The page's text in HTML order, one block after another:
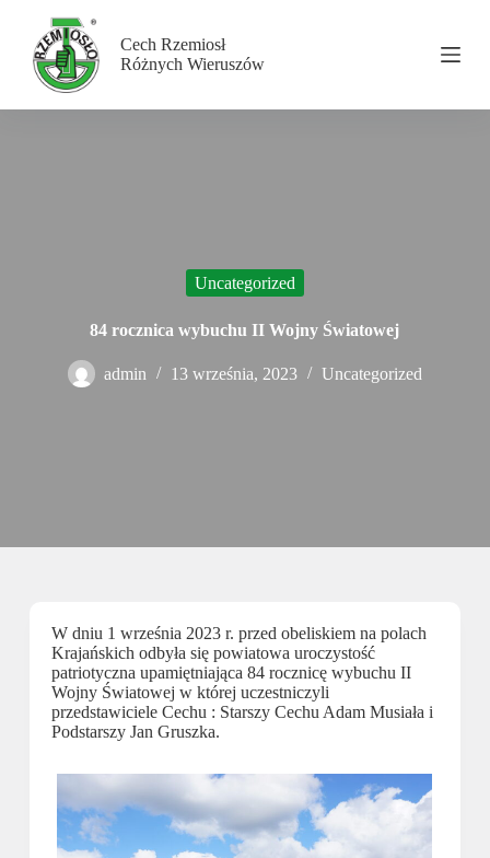
Cech Rzemiosł
Różnych Wieruszów
Uncategorized
84 rocznica wybuchu II Wojny Światowej
admin 13 września, 2023 Uncategorized
W dniu 1 września 2023 r. przed obeliskiem na polach
Krajańskich odbyła się powiatowa uroczystość
patriotyczna upamiętniająca 84 rocznicę wybuchu II
Wojny Światowej w której uczestniczyli
przedstawiciele Cechu : Starszy Cechu Adam Musiała i
Podstarszy Jan Gruszka.